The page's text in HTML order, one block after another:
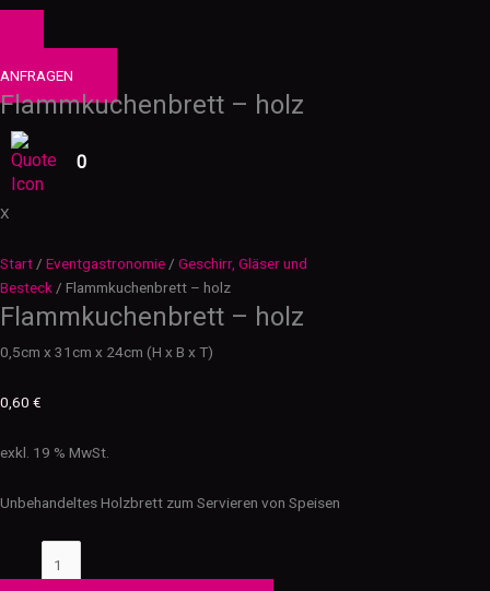
ANFRAGEN
Flammkuchenbrett – holz
0
X
Start / Eventgastronomie / Geschirr, Gläser und
Besteck / Flammkuchenbrett – holz
Flammkuchenbrett – holz
0,5cm x 31cm x 24cm (H x B x T)
0,60 €
exkl. 19 % MwSt.
Unbehandeltes Holzbrett zum Servieren von Speisen